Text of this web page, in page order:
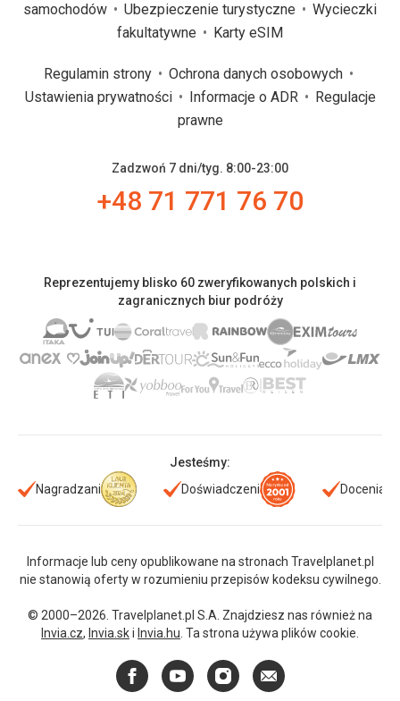
samochodów
Ubezpieczenie turystyczne
Wycieczki
fakultatywne
Karty eSIM
Regulamin strony
Ochrona danych osobowych
Ustawienia prywatności
Informacje o ADR
Regulacje
prawne
Zadzwoń 7 dni/tyg. 8:00-23:00
+48 71 771 76 70
Reprezentujemy blisko 60 zweryfikowanych polskich i
zagranicznych biur podróży
Jesteśmy:
Nagradzani
Doświadczeni Doceniani
Informacje lub ceny opublikowane na stronach Travelplanet.pl
nie stanowią oferty w rozumieniu przepisów kodeksu cywilnego.
© 2000–2026. Travelplanet.pl S.A. Znajdziesz nas również na
Invia.cz, Invia.ski Invia.hu . Ta strona używa plików cookie.
FacebookYouTubeInstagram
E-